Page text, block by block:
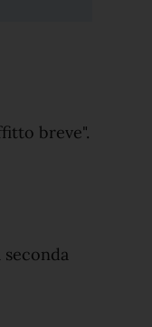
breve".